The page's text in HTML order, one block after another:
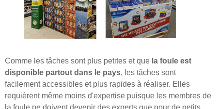
Comme les tâches sont plus petites et que la foule est
disponible partout dans le pays, les tâches sont
facilement accessibles et plus rapides à réaliser. Elles
requièrent même moins d'expertise puisque les membres de
la foule ne doivent devenir des experts que pour de petits